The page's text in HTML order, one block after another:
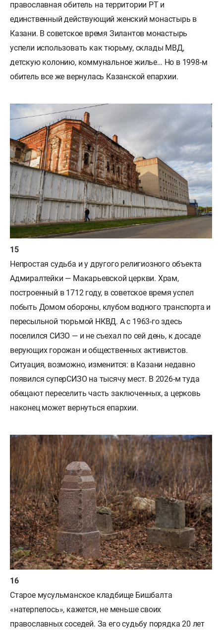
православная обитель на территории РТ и
единственный действующий женский монастырь в
Казани. В советское время Зилантов монастырь
успели использовать как тюрьму, склады МВД,
детскую колонию, коммунальное жилье… Но в 1998-м
обитель все же вернулась Казанской епархии.
Непростая судьба и у другого религиозного объекта
Адмиралтейки — Макарьевской церкви. Храм,
построенный в 1712 году, в советское время успел
побыть Домом обороны, клубом водного транспорта и
пересыльной тюрьмой НКВД. А с 1963-го здесь
поселился СИЗО — и не съехал по сей день, к досаде
верующих горожан и общественных активистов.
Ситуация, возможно, изменится: в Казани недавно
появился суперСИЗО на тысячу мест. В 2026-м туда
обещают переселить часть заключенных, а церковь
наконец может вернуться епархии.
Старое мусульманское кладбище Бишбалта
«натерпелось», кажется, не меньше своих
православных соседей. За его судьбу порядка 20 лет